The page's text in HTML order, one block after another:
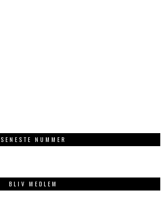
SENESTE NUMMER
BLIV MEDLEM